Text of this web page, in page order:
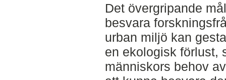
Det övergripande
besvara
urban miljö kan
en ekologisk förlust,
människors behov